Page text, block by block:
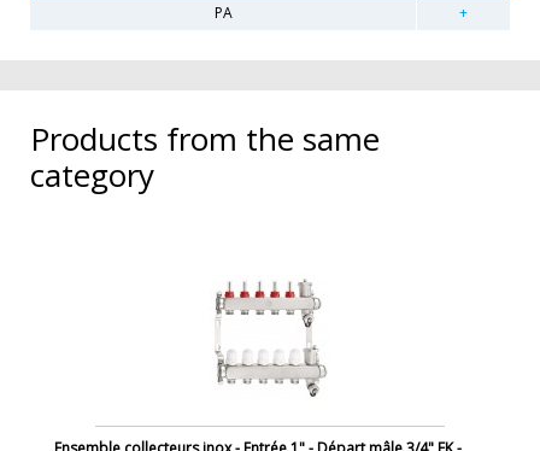
PA
Products from the same
category